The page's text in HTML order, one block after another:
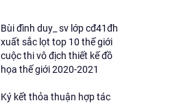
Bùi đình duy_ sv lớp cđ41đh
xuất sắc lọt top 10 thế giới
cuộc thi vô địch thiết kế đồ
họa thế giới 2020-2021
Ký kết thỏa thuận hợp tác